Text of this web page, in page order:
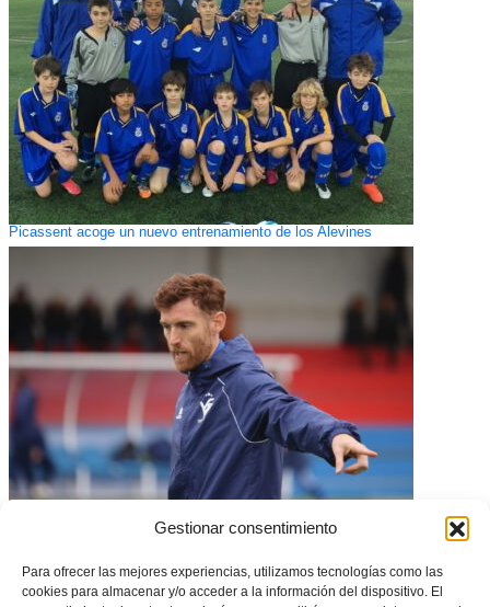
Gestionar consentimiento
Para ofrecer las mejores experiencias, utilizamos tecnologías como las
cookies para almacenar y/o acceder a la información del dispositivo. El
Picassent acoge un nuevo entrenamiento de los Alevines
CONVOCATORIA: Amistoso de la Selecció Valenciana masculina sub14
CF Inter San José Valencia en El Fornás